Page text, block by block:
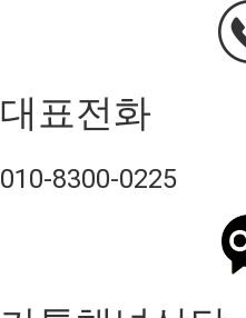
대표전화
010-8300-0225